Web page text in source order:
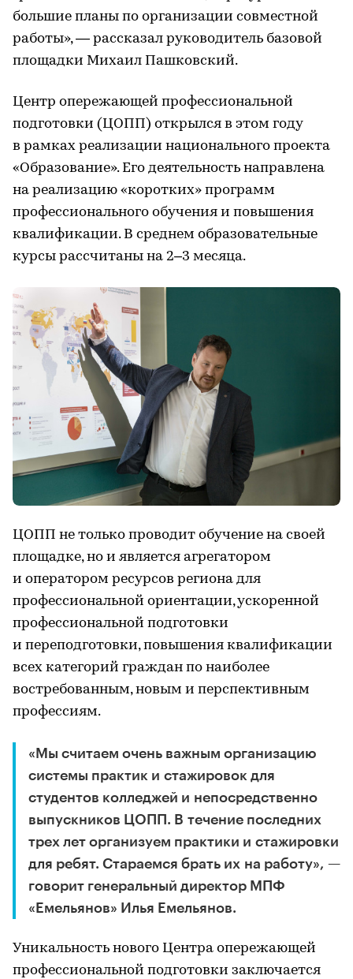
большие планы по организации совместной
работы», — рассказал руководитель базовой
площадки Михаил Пашковский.
Центр опережающей профессиональной
подготовки (ЦОПП) открылся в этом году
в рамках реализации национального проекта
«Образование». Его деятельность направлена
на реализацию «коротких» программ
профессионального обучения и повышения
квалификации. В среднем образовательные
курсы рассчитаны на 2–3 месяца.
ЦОПП не только проводит обучение на своей
площадке, но и является агрегатором
и оператором ресурсов региона для
профессиональной ориентации, ускоренной
профессиональной подготовки
и переподготовки, повышения квалификации
всех категорий граждан по наиболее
востребованным, новым и перспективным
профессиям.
«Мы считаем очень важным организацию
системы практик и стажировок для
студентов колледжей и непосредственно
выпускников ЦОПП. В течение последних
трех лет организуем практики и стажировки
для ребят. Стараемся брать их на работу», —
говорит генеральный директор МПФ
«Емельянов» Илья Емельянов.
Уникальность нового Центра опережающей
профессиональной подготовки заключается